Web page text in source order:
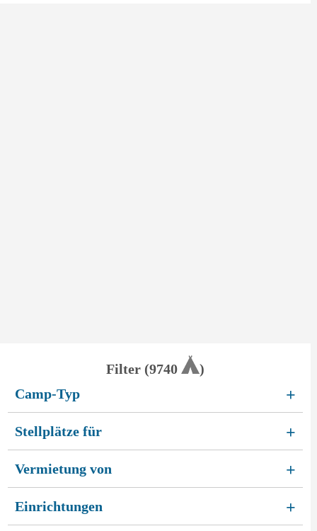
Filter (9740
)
Camp-Typ
+
Stellplätze für +
Vermietung von +
Einrichtungen +